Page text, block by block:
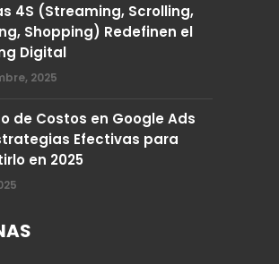
4S (Streaming, Scrolling,
Shopping) Redefinen el
Digital
2025
de Costos en Google Ads
Efectivas para
en 2025